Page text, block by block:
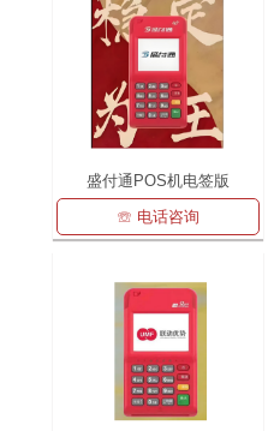
盛付通POS机电签版
☏ 电话咨询